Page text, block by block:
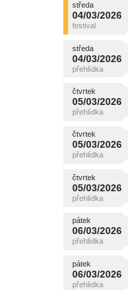
středa
04/03/2026
středa
04/03/2026
středa
04/03/2026
středa
04/03/2026
čtvrtek
05/03/2026
čtvrtek
05/03/2026
čtvrtek
05/03/2026
čtvrtek
05/03/2026
čtvrtek
05/03/2026
čtvrtek
05/03/2026
pátek
06/03/2026
pátek
06/03/2026
pátek
06/03/2026
pátek
06/03/2026